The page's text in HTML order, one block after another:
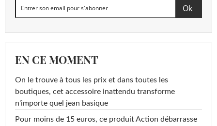
EN CE MOMENT
On le trouve à tous les prix et dans toutes les
boutiques, cet accessoire inattendu transforme
n'importe quel jean basique
Pour moins de 15 euros, ce produit Action débarrasse